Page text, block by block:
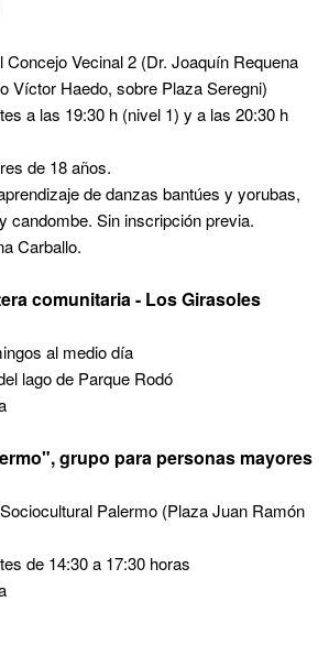
Concejo Vecinal 2 (Dr. Joaquín Requena
Víctor Haedo, sobre Plaza Seregni)
a las 19:30 h (nivel 1) y a las 20:30 h
de 18 años.
de danzas bantúes y yorubas,
candombe. Sin inscripción previa.
Carballo.
comunitaria - Los Girasoles
al medio día
lago de Parque Rodó
grupo para personas mayores
Palermo (Plaza Juan Ramón
de 14:30 a 17:30 horas